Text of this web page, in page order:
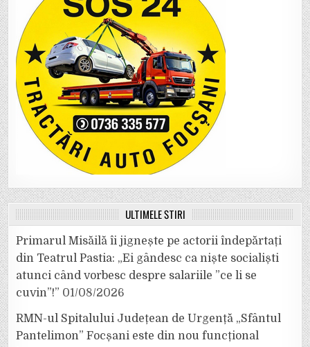
ULTIMELE ȘTIRI
Primarul Misăilă îi jignește pe actorii îndepărtați
din Teatrul Pastia: „Ei gândesc ca niște socialiști
atunci când vorbesc despre salariile ”ce li se
cuvin”!” 01/08/2026
RMN-ul Spitalului Județean de Urgență „Sfântul
Pantelimon” Focșani este din nou funcțional